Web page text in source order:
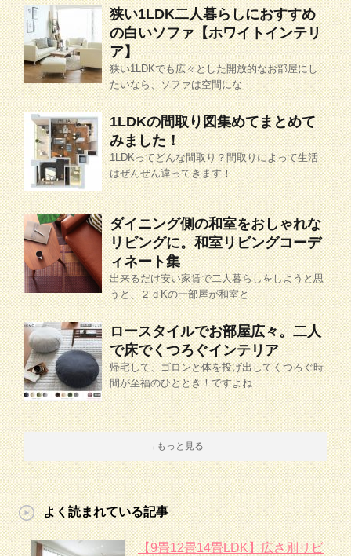
狭い1LDK二人暮らしにおすすめ
の白いソファ【ホワイトインテリ
ア】
狭い1LDKでも広々とした開放的なお部屋にし
たいなら、ソファは空間にな
1LDKの間取り図集めてまとめて
みました！
1LDKってどんな間取り？間取りによって生活
はぜんぜん違ってきます！
ダイニング側の和室をおしゃれな
リビングに。和室リビングコーデ
ィネート集
出来るだけ安い家賃で二人暮らしをしようと思
うと、２ｄKの一部屋が和室と
ロースタイルでお部屋広々。二人
で床でくつろぐインテリア
帰宅して、ゴロンと体を投げ出してくつろぐ時
間が至福のひととき！ですよね
→もっと見る
よく読まれている記事
【9畳12畳14畳LDK】広さ別リビ